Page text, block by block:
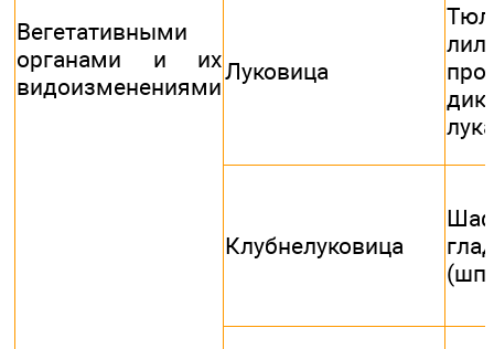
Вегетативными
органами и их
видоизменениями
Луковица
лука
Клубнелуковица